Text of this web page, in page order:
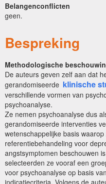
Belangenconflicten
geen.
Bespreking
Methodologische
De auteurs geven zelf aan dat
gerandomiseerde klinische
verschillende vormen van
psychoanalyse.
Ze nemen psychoanalyse dus
gerandomiseerde interventies
wetenschappelijke basis
referentiebehandeling voor
angstsymptomen beschouwen
selecteerden ze vooraf een
voor psychoanalyse op basis
indicatiecriteria. Volgens de